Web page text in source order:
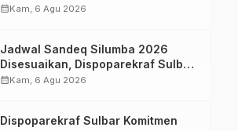
Imelda, Sp.Rad
calendar_monthKam, 6 Agu 2026
Jadwal Sandeq Silumba 2026
Disesuaikan, Dispoparekraf Sulbar
Pastikan Persiapan Tetap
calendar_monthKam, 6 Agu 2026
Dispoparekraf Sulbar Komitmen